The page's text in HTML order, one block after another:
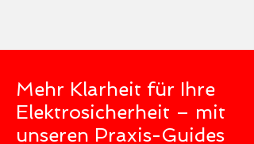
Mehr Klarheit für Ihre
Elektrosicherheit – mit
unseren Praxis-Guides